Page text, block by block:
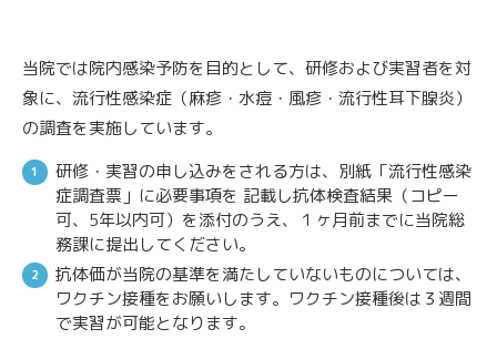
当院では院内感染予防を目的として、研修および実習者を対
象に、流行性感染症（麻疹・水痘・風疹・流行性耳下腺炎）
の調査を実施しています。
研修・実習の申し込みをされる方は、別紙「流行性感染
症調査票」に必要事項を 記載し抗体検査結果（コピー
可、5年以内可）を添付のうえ、１ヶ月前までに当院総
務課に提出してください。
抗体価が当院の基準を満たしていないものについては、
ワクチン接種をお願いします。ワクチン接種後は３週間
で実習が可能となります。